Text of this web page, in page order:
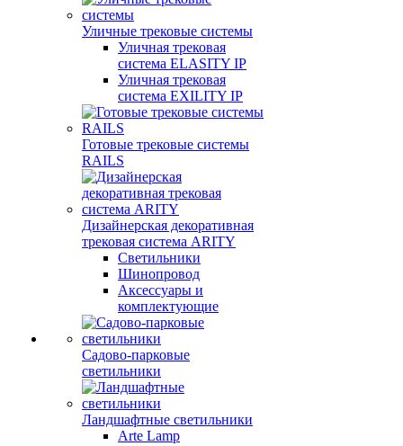
Уличные трековые системы
Уличная трековая
система ELASITY IP
Уличная трековая
система EXILITY IP
Готовые трековые системы
RAILS
Дизайнерская декоративная
трековая система ARITY
Светильники
Шинопровод
Аксессуары и
комплектующие
Садово-парковые
светильники
Ландшафтные светильники
Arte Lamp